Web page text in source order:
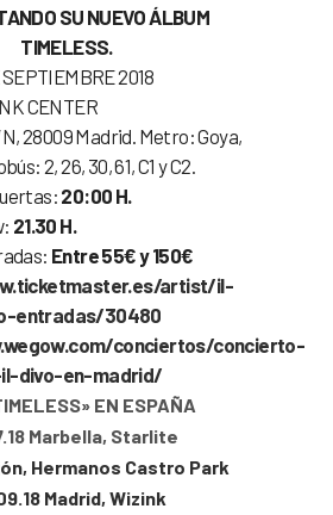
SU NUEVO ÁLBUM
TIMELESS.
2018
CENTER
28009 Madrid. Metro: Goya,
2, 26, 30, 61, C1 y C2.
20:00 H.
21.30 H.
Entre 55€ y 150€
artist/il-
entradas/30480
conciertos/concierto-
divo-en-madrid/
EN ESPAÑA
Marbella, Starlite
Hermanos Castro Park
Madrid, Wizink